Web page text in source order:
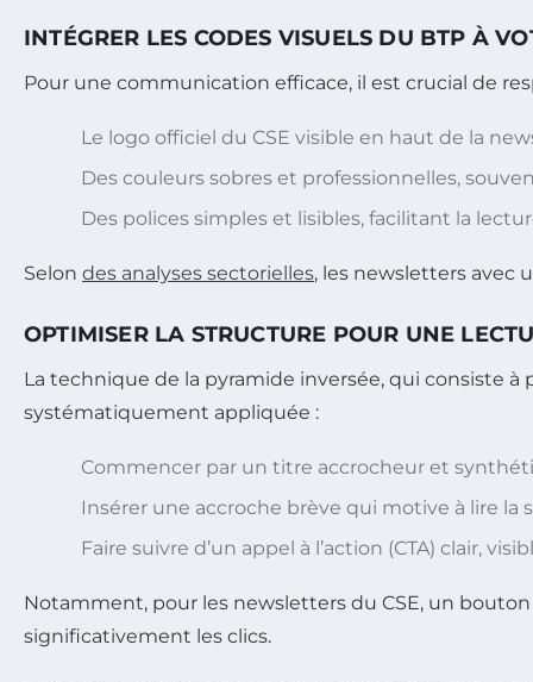
INTÉGRER LES CODES VISUELS DU BTP À
Pour une communication efficace, il est crucial de
Le logo officiel du CSE visible en haut de la
Des couleurs sobres et professionnelles,
Des polices simples et lisibles, facilitant la
Selon des analyses sectorielles, les newsletters avec
OPTIMISER LA STRUCTURE POUR UNE
La technique de la pyramide inversée, qui consiste
systématiquement appliquée :
Commencer par un titre accrocheur et
Insérer une accroche brève qui motive à lire la
Faire suivre d’un appel à l’action (CTA) clair,
Notamment, pour les newsletters du CSE, un
significativement les clics.